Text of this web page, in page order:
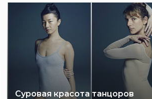
Суровая красота танцоров